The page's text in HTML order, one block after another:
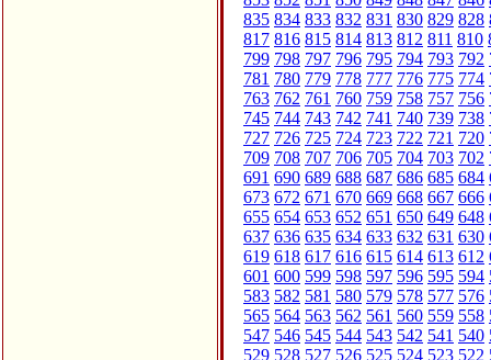
835 834 833 832 831 830 829 828
817 816 815 814 813 812 811 810
799 798 797 796 795 794 793 792
781 780 779 778 777 776 775 774
763 762 761 760 759 758 757 756
745 744 743 742 741 740 739 738
727 726 725 724 723 722 721 720
709 708 707 706 705 704 703 702
691 690 689 688 687 686 685 684
673 672 671 670 669 668 667 666
655 654 653 652 651 650 649 648
637 636 635 634 633 632 631 630
619 618 617 616 615 614 613 612
601 600 599 598 597 596 595 594
583 582 581 580 579 578 577 576
565 564 563 562 561 560 559 558
547 546 545 544 543 542 541 540
529 528 527 526 525 524 523 522